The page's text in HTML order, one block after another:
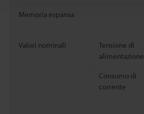
Memoria espansa
Valori nominali
Tensione di
alimentazione
Consumo di
corrente